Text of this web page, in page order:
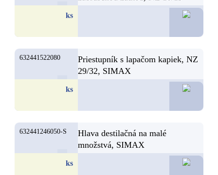
ks
632441522080
Priestupník s lapačom kapiek, NZ
29/32, SIMAX
ks
632441246050-S
Hlava destilačná na malé
množstvá, SIMAX
ks